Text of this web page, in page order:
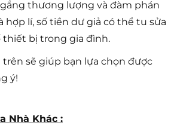
thương lượng và đàm phán
hợp lí, số tiền dư giả có thể tu sửa
thiết bị trong gia đình.
trên sẽ giúp bạn lựa chọn được
ý!
Nhà Khác :